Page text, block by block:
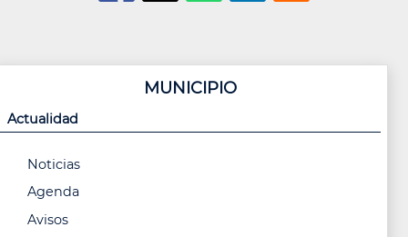
MUNICIPIO
Actualidad
Noticias
Agenda
Avisos